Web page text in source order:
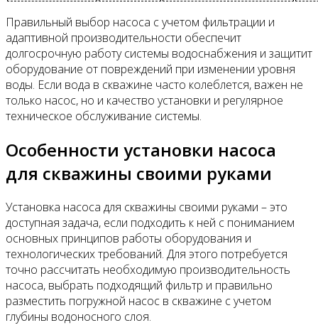
Правильный выбор насоса с учетом фильтрации и
адаптивной производительности обеспечит
долгосрочную работу системы водоснабжения и защитит
оборудование от повреждений при изменении уровня
воды. Если вода в скважине часто колеблется, важен не
только насос, но и качество установки и регулярное
техническое обслуживание системы.
Особенности установки насоса
для скважины своими руками
Установка насоса для скважины своими руками – это
доступная задача, если подходить к ней с пониманием
основных принципов работы оборудования и
технологических требований. Для этого потребуется
точно рассчитать необходимую производительность
насоса, выбрать подходящий фильтр и правильно
разместить погружной насос в скважине с учетом
глубины водоносного слоя.